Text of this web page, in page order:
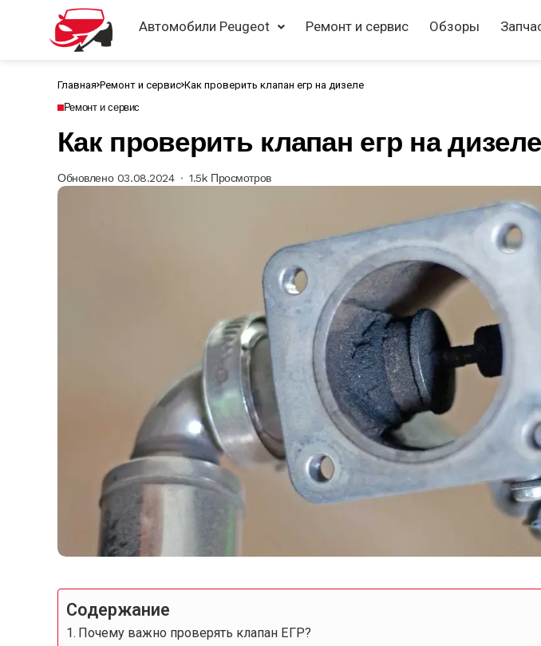
Автомобили Peugeot Ремонт и сервис Обзоры
Главная Ремонт и сервис Как проверить клапан егр на дизеле
Ремонт и сервис
Как проверить клапан егр на дизеле
Обновлено 03.08.2024 1.5k Просмотров
Содержание
Почему важно проверять клапан ЕГР?